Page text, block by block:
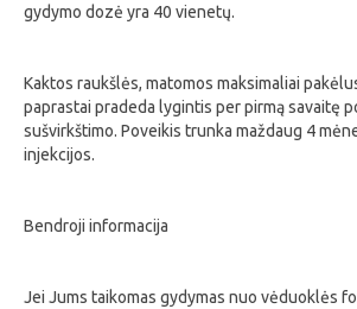
gydymo dozė yra 40 vienetų.
Kaktos raukšlės, matomos maksimaliai
paprastai pradeda lygintis per pirmą savaitę
sušvirkštimo. Poveikis trunka maždaug 4
injekcijos.
Bendroji informacija
Jei Jums taikomas gydymas nuo vėduoklės